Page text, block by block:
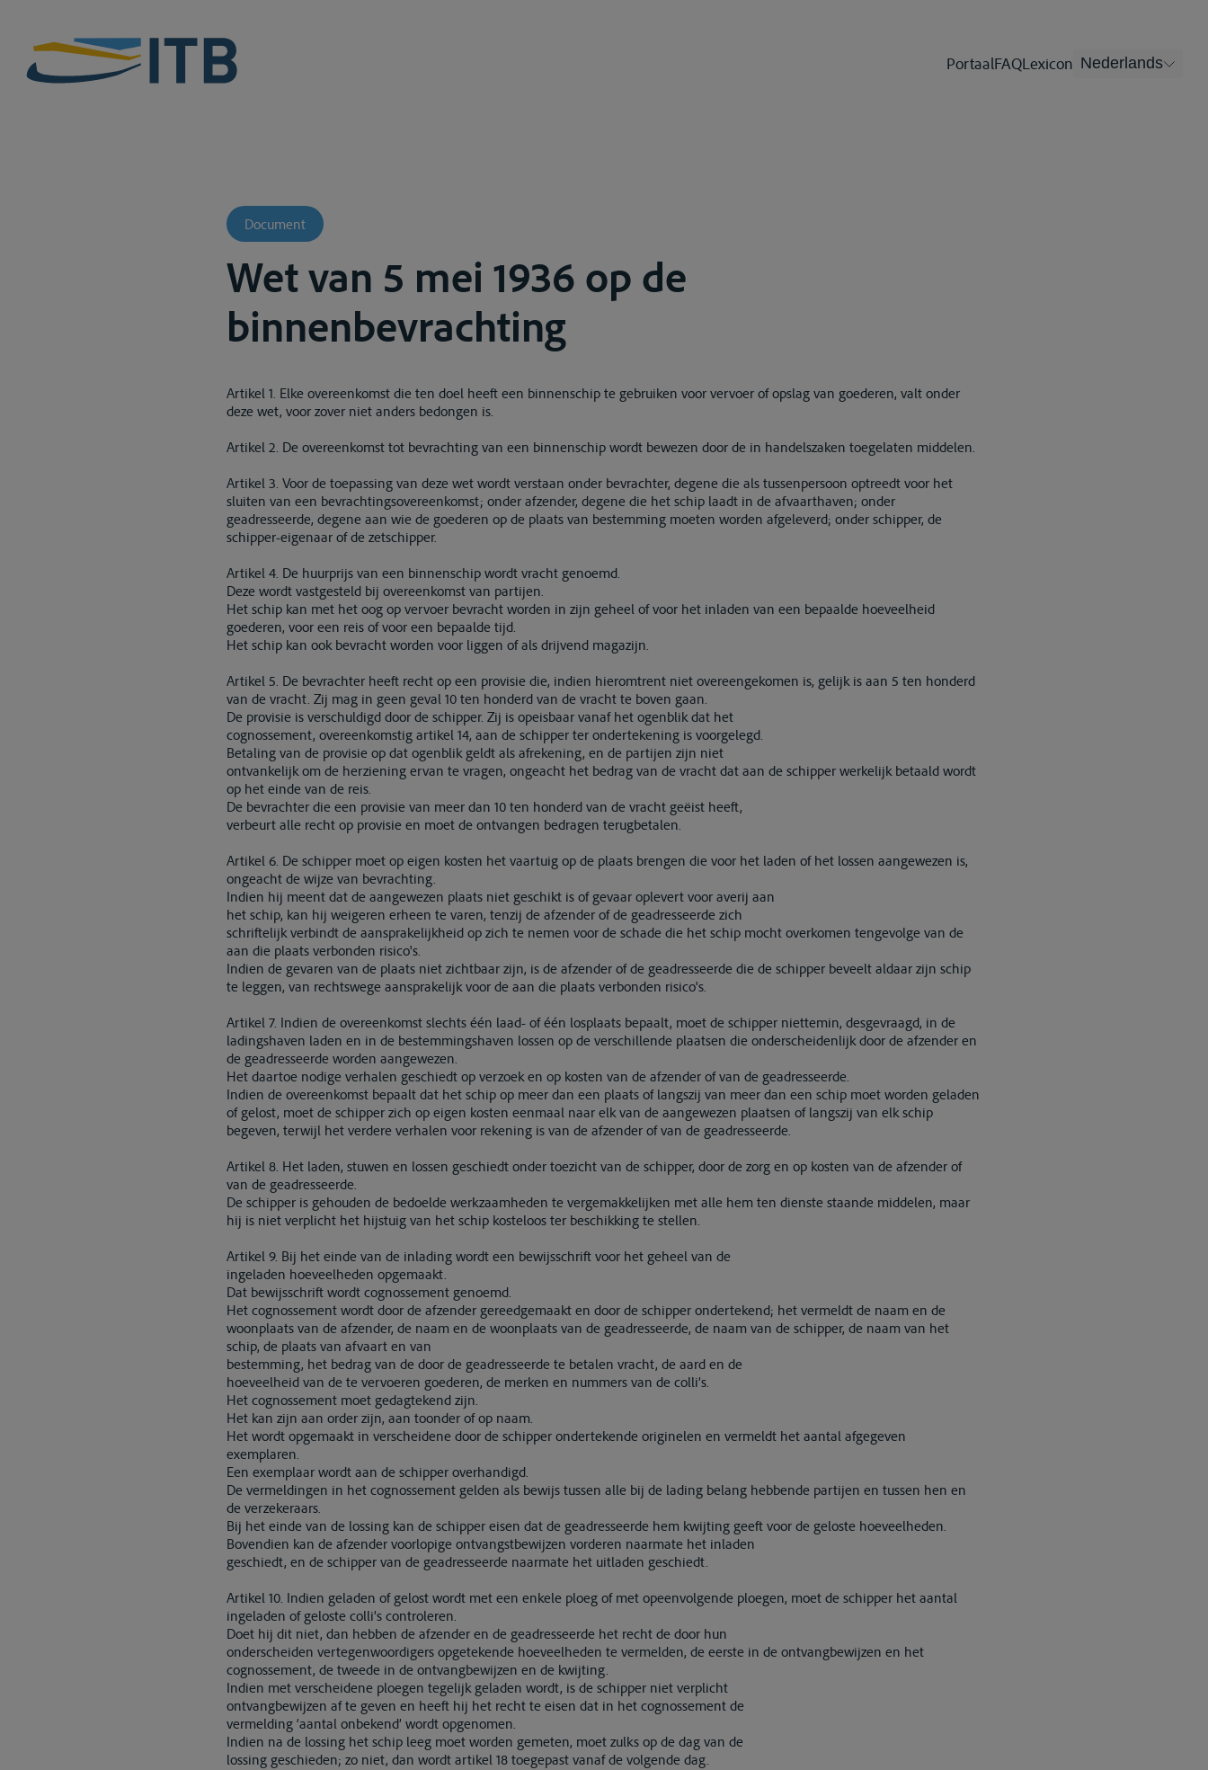
PortaalFAQLexicon Nederlands
Document
Wet van 5 mei 1936 op de
binnenbevrachting
Artikel 1. Elke overeenkomst die ten doel heeft een binnenschip te gebruiken voor vervoer of opslag van goederen, valt onder
deze wet, voor zover niet anders bedongen is.
Artikel 2. De overeenkomst tot bevrachting van een binnenschip wordt bewezen door de in handelszaken toegelaten middelen.
Artikel 3. Voor de toepassing van deze wet wordt verstaan onder bevrachter, degene die als tussenpersoon optreedt voor het
sluiten van een bevrachtingsovereenkomst; onder afzender, degene die het schip laadt in de afvaarthaven; onder
geadresseerde, degene aan wie de goederen op de plaats van bestemming moeten worden afgeleverd; onder schipper, de
schipper-eigenaar of de zetschipper.
Artikel 4. De huurprijs van een binnenschip wordt vracht genoemd.
Deze wordt vastgesteld bij overeenkomst van partijen.
Het schip kan met het oog op vervoer bevracht worden in zijn geheel of voor het inladen van een bepaalde hoeveelheid
goederen, voor een reis of voor een bepaalde tijd.
Het schip kan ook bevracht worden voor liggen of als drijvend magazijn.
Artikel 5. De bevrachter heeft recht op een provisie die, indien hieromtrent niet overeengekomen is, gelijk is aan 5 ten honderd
van de vracht. Zij mag in geen geval 10 ten honderd van de vracht te boven gaan.
De provisie is verschuldigd door de schipper. Zij is opeisbaar vanaf het ogenblik dat het
cognossement, overeenkomstig artikel 14, aan de schipper ter ondertekening is voorgelegd.
Betaling van de provisie op dat ogenblik geldt als afrekening, en de partijen zijn niet
ontvankelijk om de herziening ervan te vragen, ongeacht het bedrag van de vracht dat aan de schipper werkelijk betaald wordt
op het einde van de reis.
De bevrachter die een provisie van meer dan 10 ten honderd van de vracht geëist heeft,
verbeurt alle recht op provisie en moet de ontvangen bedragen terugbetalen.
Artikel 6. De schipper moet op eigen kosten het vaartuig op de plaats brengen die voor het laden of het lossen aangewezen is,
ongeacht de wijze van bevrachting.
Indien hij meent dat de aangewezen plaats niet geschikt is of gevaar oplevert voor averij aan
het schip, kan hij weigeren erheen te varen, tenzij de afzender of de geadresseerde zich
schriftelijk verbindt de aansprakelijkheid op zich te nemen voor de schade die het schip mocht overkomen tengevolge van de
aan die plaats verbonden risico's.
Indien de gevaren van de plaats niet zichtbaar zijn, is de afzender of de geadresseerde die de schipper beveelt aldaar zijn schip
te leggen, van rechtswege aansprakelijk voor de aan die plaats verbonden risico's.
Artikel 7. Indien de overeenkomst slechts één laad- of één losplaats bepaalt, moet de schipper niettemin, desgevraagd, in de
ladingshaven laden en in de bestemmingshaven lossen op de verschillende plaatsen die onderscheidenlijk door de afzender en
de geadresseerde worden aangewezen.
Het daartoe nodige verhalen geschiedt op verzoek en op kosten van de afzender of van de geadresseerde.
Indien de overeenkomst bepaalt dat het schip op meer dan een plaats of langszij van meer dan een schip moet worden geladen
of gelost, moet de schipper zich op eigen kosten eenmaal naar elk van de aangewezen plaatsen of langszij van elk schip
begeven, terwijl het verdere verhalen voor rekening is van de afzender of van de geadresseerde.
Artikel 8. Het laden, stuwen en lossen geschiedt onder toezicht van de schipper, door de zorg en op kosten van de afzender of
van de geadresseerde.
De schipper is gehouden de bedoelde werkzaamheden te vergemakkelijken met alle hem ten dienste staande middelen, maar
hij is niet verplicht het hijstuig van het schip kosteloos ter beschikking te stellen.
Artikel 9. Bij het einde van de inlading wordt een bewijsschrift voor het geheel van de
ingeladen hoeveelheden opgemaakt.
Dat bewijsschrift wordt cognossement genoemd.
Het cognossement wordt door de afzender gereedgemaakt en door de schipper ondertekend; het vermeldt de naam en de
woonplaats van de afzender, de naam en de woonplaats van de geadresseerde, de naam van de schipper, de naam van het
schip, de plaats van afvaart en van
bestemming, het bedrag van de door de geadresseerde te betalen vracht, de aard en de
hoeveelheid van de te vervoeren goederen, de merken en nummers van de colli’s.
Het cognossement moet gedagtekend zijn.
Het kan zijn aan order zijn, aan toonder of op naam.
Het wordt opgemaakt in verscheidene door de schipper ondertekende originelen en vermeldt het aantal afgegeven
exemplaren.
Een exemplaar wordt aan de schipper overhandigd.
De vermeldingen in het cognossement gelden als bewijs tussen alle bij de lading belang hebbende partijen en tussen hen en
de verzekeraars.
Bij het einde van de lossing kan de schipper eisen dat de geadresseerde hem kwijting geeft voor de geloste hoeveelheden.
Bovendien kan de afzender voorlopige ontvangstbewijzen vorderen naarmate het inladen
geschiedt, en de schipper van de geadresseerde naarmate het uitladen geschiedt.
Artikel 10. Indien geladen of gelost wordt met een enkele ploeg of met opeenvolgende ploegen, moet de schipper het aantal
ingeladen of geloste colli’s controleren.
Doet hij dit niet, dan hebben de afzender en de geadresseerde het recht de door hun
onderscheiden vertegenwoordigers opgetekende hoeveelheden te vermelden, de eerste in de ontvangbewijzen en het
cognossement, de tweede in de ontvangbewijzen en de kwijting.
Indien met verscheidene ploegen tegelijk geladen wordt, is de schipper niet verplicht
ontvangbewijzen af te geven en heeft hij het recht te eisen dat in het cognossement de
vermelding ‘aantal onbekend’ wordt opgenomen.
Indien na de lossing het schip leeg moet worden gemeten, moet zulks op de dag van de
lossing geschieden; zo niet, dan wordt artikel 18 toegepast vanaf de volgende dag.